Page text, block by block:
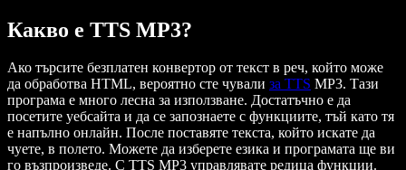
Какво е TTS MP3?
Ако търсите безплатен конвертор от текст в реч, който може
да обработва HTML, вероятно сте чували за TTS MP3. Тази
програма е много лесна за използване. Достатъчно е да
посетите уебсайта и да се запознаете с функциите, тъй като тя
е напълно онлайн. После поставяте текста, който искате да
чуете, в полето. Можете да изберете езика и програмата ще ви
го възпроизведе. С TTS MP3 управлявате редица функции.